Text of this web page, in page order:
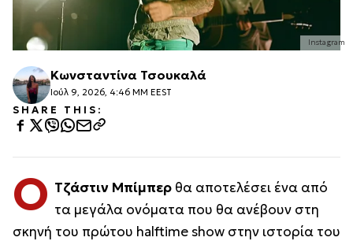
Instagram
Κωνσταντίνα Τσουκαλά
Ιούλ 9, 2026, 4:46 ΜΜ EEST
SHARE THIS:
Ο Τζάστιν Μπίμπερθα αποτελέσει ένα από
τα μεγάλα ονόματα που θα ανέβουν στη
σκηνή του πρώτου halftime show στην ιστορία του